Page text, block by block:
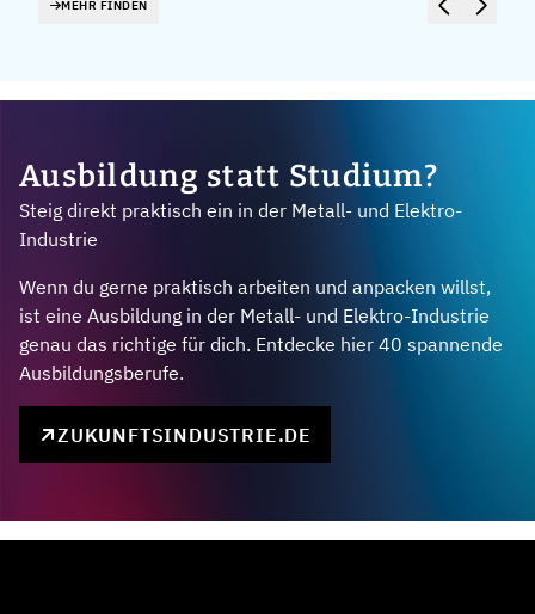
MEHR FINDEN
Ausbildung statt Studium?
Steig direkt praktisch ein in der Metall- und Elektro-
Industrie
Wenn du gerne praktisch arbeiten und anpacken willst,
ist eine Ausbildung in der Metall- und Elektro-Industrie
genau das richtige für dich. Entdecke hier 40 spannende
Ausbildungsberufe.
ZUKUNFTSINDUSTRIE.DE